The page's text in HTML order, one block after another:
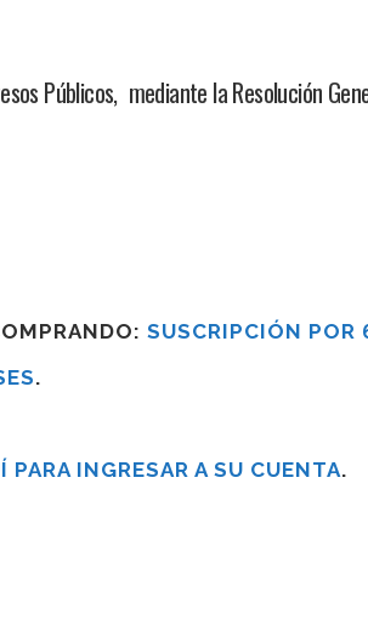
Públicos, mediante la Resolución
SUSCRIPCIÓN POR
.
PARA INGRESAR A SU CUENTA.